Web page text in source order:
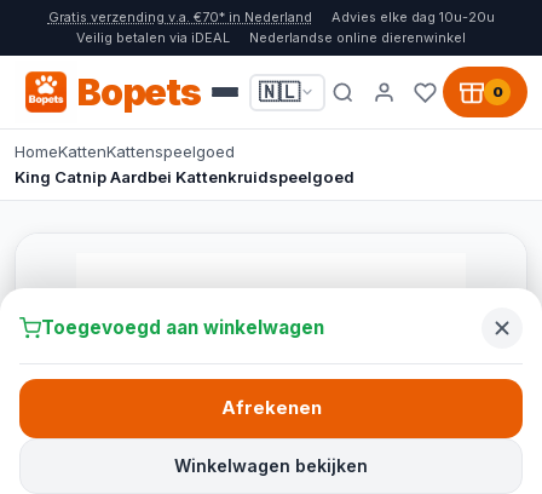
Gratis verzending v.a. €70* in Nederland
Advies elke dag 10u-20u
Veilig betalen via iDEAL
Nederlandse online dierenwinkel
Bopets 🇳🇱 0
HomeKattenKattenspeelgoed
King Catnip Aardbei Kattenkruidspeelgoed
Toegevoegd aan winkelwagen
Winkelwagen bekijken
Afrekenen